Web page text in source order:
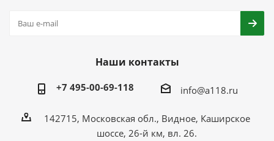
Наши контакты
+7 495-00-69-118 info@a118.ru
142715, Московская обл., Видное, Каширское
шоссе, 26-й км, вл. 26.